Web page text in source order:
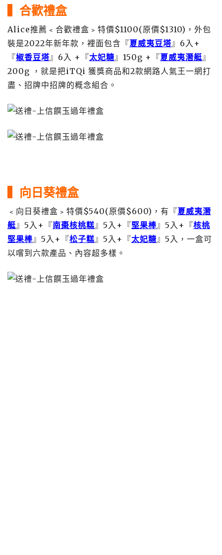
▍合歡禮盒
Alice推薦﹤合歡禮盒﹥特價$1100(原價$1310)，外包
裝是2022年新年款，裡面包含『夏威夷豆塔』6入+
『椒香豆塔』6入 +『太妃糖』150g +『夏威夷潛艇』
200g ，就是把iTQi 獲獎商品和2款網路人氣王一網打
盡、招牌中招牌的概念組合。
▍向日葵禮盒
﹤向日葵禮盒﹥特價$540(原價$600)，有『夏威夷潛
艇』5入+『南棗核桃糕』5入+『堅果棒』5入+『核桃
堅果棒』5入+『松子糕』5入+『太妃糖』5入，一盒可
以嚐到六款產品、內容超多樣。